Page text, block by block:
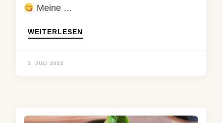
Meine …
WEITERLESEN
3. JULI 2022